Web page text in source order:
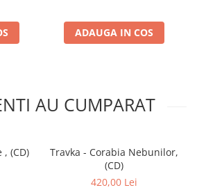
ADAUGA IN COS
AU CUMPARAT
, (CD)
Travka - Corabia Nebunilor,
(CD)
420,00 Lei